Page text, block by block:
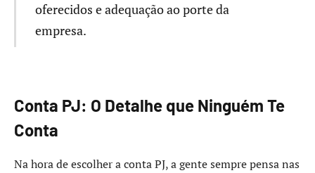
oferecidos e adequação ao porte da
empresa.
Conta PJ: O Detalhe que Ninguém Te
Conta
Na hora de escolher a conta PJ, a gente sempre pensa nas